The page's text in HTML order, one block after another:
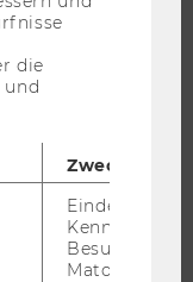
die
Zweck
Eindeutige
Besuchers
Matomo.